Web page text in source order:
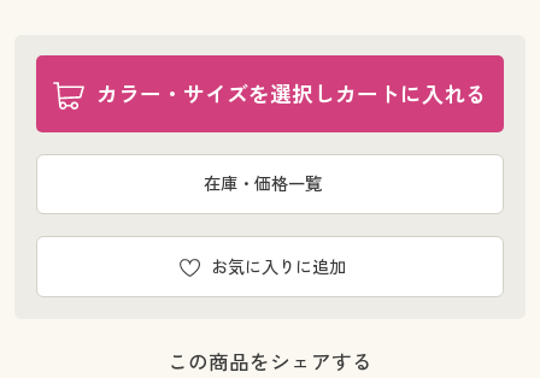
カラー・サイズを選択しカートに入れる
お気に入りに追加
在庫・価格一覧
この商品をシェアする